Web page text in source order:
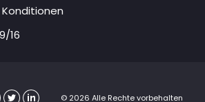
16
© 2026 Alle Rechte vorbehalten